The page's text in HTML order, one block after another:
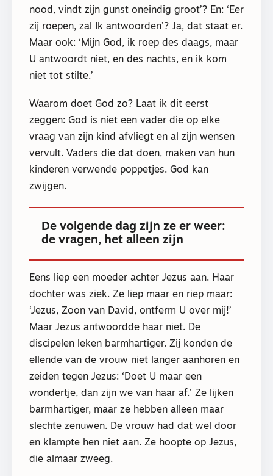
nood, vindt zijn gunst oneindig groot’? En: ‘Eer
zij roepen, zal Ik antwoorden’? Ja, dat staat er.
Maar ook: ‘Mijn God, ik roep des daags, maar
U antwoordt niet, en des nachts, en ik kom
niet tot stilte.’
Waarom doet God zo? Laat ik dit eerst
zeggen: God is niet een vader die op elke
vraag van zijn kind afvliegt en al zijn wensen
vervult. Vaders die dat doen, maken van hun
kinderen verwende poppetjes. God kan
zwijgen.
De volgende dag zijn ze er weer:
de vragen, het alleen zijn
Eens liep een moeder achter Jezus aan. Haar
dochter was ziek. Ze liep maar en riep maar:
‘Jezus, Zoon van David, ontferm U over mij!’
Maar Jezus antwoordde haar niet. De
discipelen leken barmhartiger. Zij konden de
ellende van de vrouw niet langer aanhoren en
zeiden tegen Jezus: ‘Doet U maar een
wondertje, dan zijn we van haar af.’ Ze lijken
barmhartiger, maar ze hebben alleen maar
slechte zenuwen. De vrouw had dat wel door
en klampte hen niet aan. Ze hoopte op Jezus,
die almaar zweeg.